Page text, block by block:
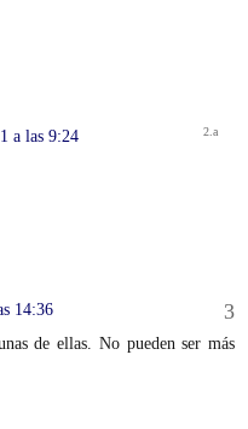
a las 9:24
14:36
de ellas. No pueden ser más